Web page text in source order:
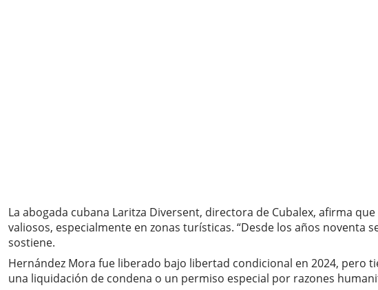
La abogada cubana Laritza Diversent, directora de Cubalex, afirma
valiosos, especialmente en zonas turísticas. “Desde los años
sostiene.
Hernández Mora fue liberado bajo libertad condicional en 2024, pero
una liquidación de condena o un permiso especial por razones